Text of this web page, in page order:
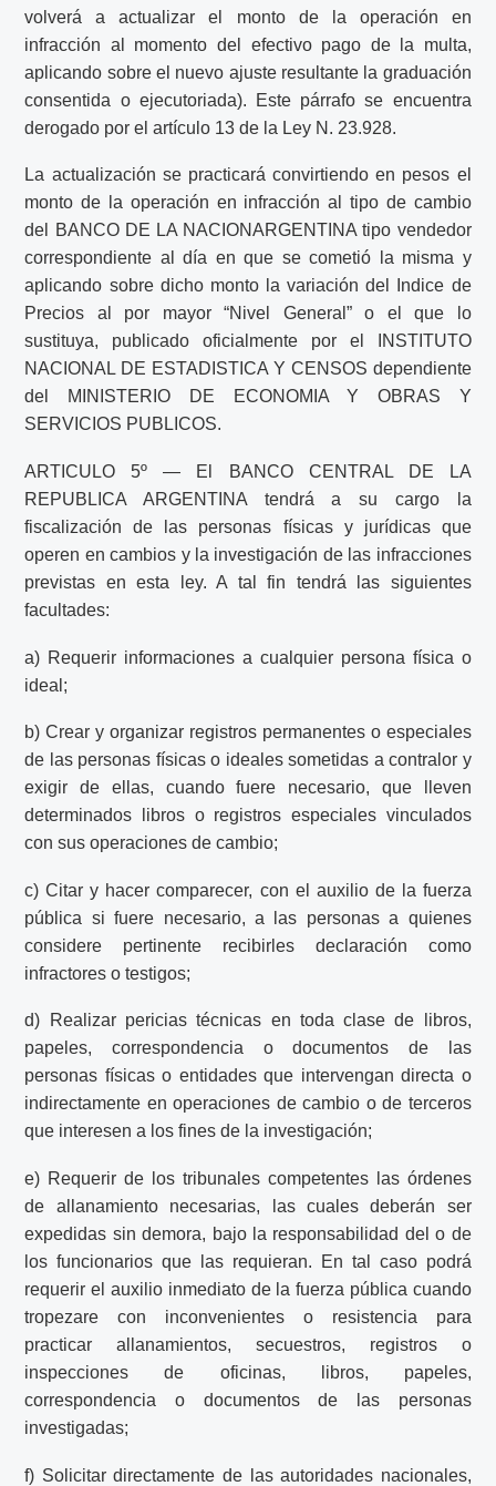
volverá a actualizar el monto de la operación en
infracción al momento del efectivo pago de la multa,
aplicando sobre el nuevo ajuste resultante la graduación
consentida o ejecutoriada). Este párrafo se encuentra
derogado por el artículo 13 de la Ley N. 23.928.
La actualización se practicará convirtiendo en pesos el
monto de la operación en infracción al tipo de cambio
del BANCO DE LA NACIONARGENTINA tipo vendedor
correspondiente al día en que se cometió la misma y
aplicando sobre dicho monto la variación del Indice de
Precios al por mayor “Nivel General” o el que lo
sustituya, publicado oficialmente por el INSTITUTO
NACIONAL DE ESTADISTICA Y CENSOS dependiente
del MINISTERIO DE ECONOMIA Y OBRAS Y
SERVICIOS PUBLICOS.
ARTICULO 5º — El BANCO CENTRAL DE LA
REPUBLICA ARGENTINA tendrá a su cargo la
fiscalización de las personas físicas y jurídicas que
operen en cambios y la investigación de las infracciones
previstas en esta ley. A tal fin tendrá las siguientes
facultades:
a) Requerir informaciones a cualquier persona física o
ideal;
b) Crear y organizar registros permanentes o especiales
de las personas físicas o ideales sometidas a contralor y
exigir de ellas, cuando fuere necesario, que lleven
determinados libros o registros especiales vinculados
con sus operaciones de cambio;
c) Citar y hacer comparecer, con el auxilio de la fuerza
pública si fuere necesario, a las personas a quienes
considere pertinente recibirles declaración como
infractores o testigos;
d) Realizar pericias técnicas en toda clase de libros,
papeles, correspondencia o documentos de las
personas físicas o entidades que intervengan directa o
indirectamente en operaciones de cambio o de terceros
que interesen a los fines de la investigación;
e) Requerir de los tribunales competentes las órdenes
de allanamiento necesarias, las cuales deberán ser
expedidas sin demora, bajo la responsabilidad del o de
los funcionarios que las requieran. En tal caso podrá
requerir el auxilio inmediato de la fuerza pública cuando
tropezare con inconvenientes o resistencia para
practicar allanamientos, secuestros, registros o
inspecciones de oficinas, libros, papeles,
correspondencia o documentos de las personas
investigadas;
f) Solicitar directamente de las autoridades nacionales,